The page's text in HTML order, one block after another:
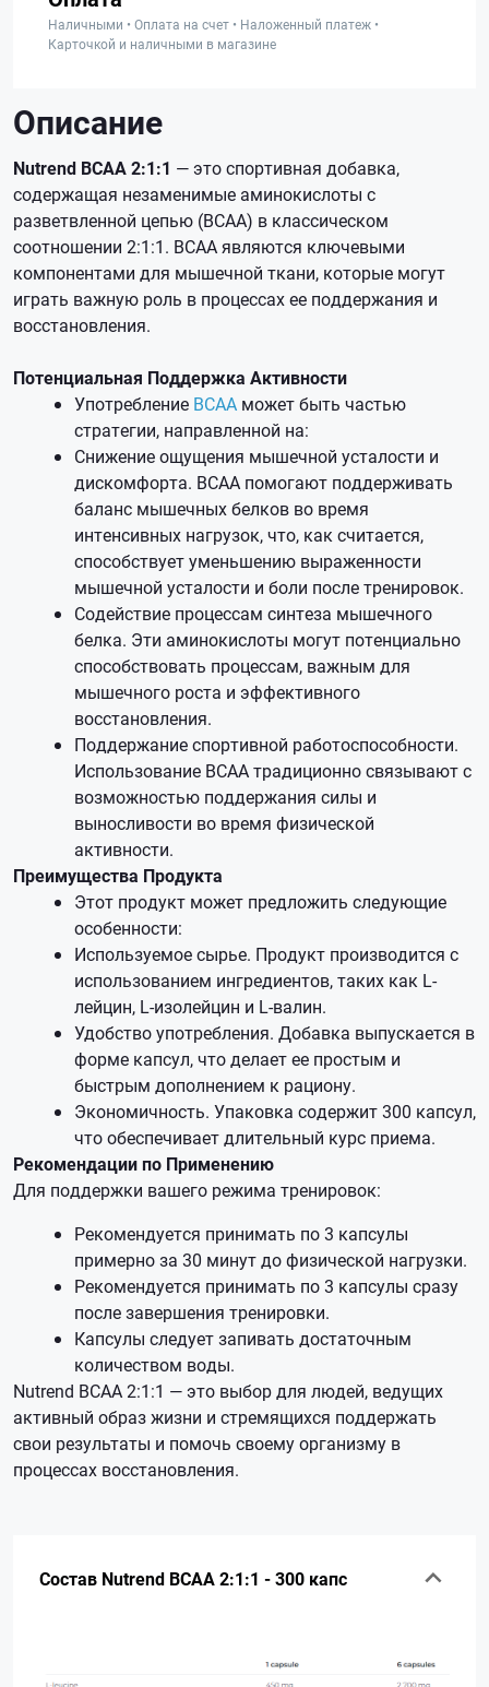
Наличными • Оплата на счет • Наложенный платеж •
Карточкой и наличными в магазине
Описание
Nutrend BCAA 2:1:1 — это спортивная добавка,
содержащая незаменимые аминокислоты с
разветвленной цепью (BCAA) в классическом
соотношении 2:1:1. BCAA являются ключевыми
компонентами для мышечной ткани, которые могут
играть важную роль в процессах ее поддержания и
восстановления.
Потенциальная Поддержка Активности
Употребление BCAA может быть частью
стратегии, направленной на:
Снижение ощущения мышечной усталости и
дискомфорта. BCAA помогают поддерживать
баланс мышечных белков во время
интенсивных нагрузок, что, как считается,
способствует уменьшению выраженности
мышечной усталости и боли после тренировок.
Содействие процессам синтеза мышечного
белка. Эти аминокислоты могут потенциально
способствовать процессам, важным для
мышечного роста и эффективного
восстановления.
Поддержание спортивной работоспособности.
Использование BCAA традиционно связывают с
возможностью поддержания силы и
выносливости во время физической
активности.
Преимущества Продукта
Этот продукт может предложить следующие
особенности:
Используемое сырье. Продукт производится с
использованием ингредиентов, таких как L-
лейцин, L-изолейцин и L-валин.
Удобство употребления. Добавка выпускается в
форме капсул, что делает ее простым и
быстрым дополнением к рациону.
Экономичность. Упаковка содержит 300 капсул,
что обеспечивает длительный курс приема.
Рекомендации по Применению
Для поддержки вашего режима тренировок:
Рекомендуется принимать по 3 капсулы
примерно за 30 минут до физической нагрузки.
Рекомендуется принимать по 3 капсулы сразу
после завершения тренировки.
Капсулы следует запивать достаточным
количеством воды.
Nutrend BCAA 2:1:1 — это выбор для людей, ведущих
активный образ жизни и стремящихся поддержать
свои результаты и помочь своему организму в
процессах восстановления.
Состав Nutrend BCAA 2:1:1 - 300 капс